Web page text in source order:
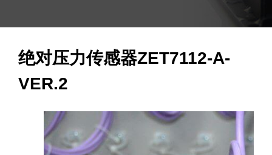
绝对压力传感器ZET7112-А-
VER.2